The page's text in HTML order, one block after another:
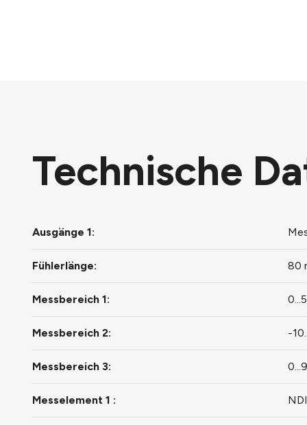
Technische
Ausgänge 1:
Fühlerlänge: 80
Messbereich 1:
Messbereich 2: -
Messbereich 3:
Messelement 1 :